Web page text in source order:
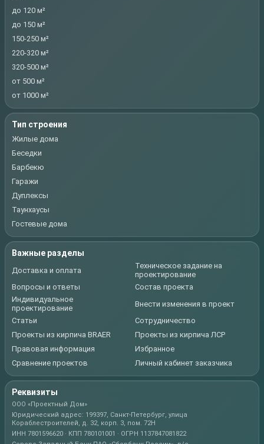
до 120 м²
до 150 м²
150-250 м²
220-320 м²
320-500 м²
от 500 м²
от 1000 м²
Тип строения
Жилые дома
Беседки
Барбекю
Гаражи
Дуплексы
Таунхаусы
Гостевые дома
Важные разделы
Доставка и оплата
Техническое задание на
проектирование
Вопросы и ответы
Состав проекта
Индивидуальное
проектирование
Внести изменения в проект
Статьи
Сотрудничество
Проекты из кирпича BRAER
Проекты из кирпича ЛСР
Правовая информация
Избранное
Сравнение проектов
Личный кабинет заказчика
Реквизиты
ООО «Проектный Дом»
Юридический адрес: 199397, Санкт-Петербург, улица
Кораблестроителей, д. 32, корп. 3, пом. 72Н
ИНН 7801596620 · КПП 780101001 · ОГРН 1137847081822